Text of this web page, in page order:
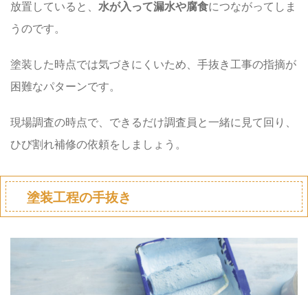
放置していると、 水が入って漏水や腐食につながってしま
うのです。
塗装した時点では気づきにくいため、手抜き工事の指摘が
困難なパターンです。
現場調査の時点で、できるだけ調査員と一緒に見て回り、
ひび割れ補修の依頼をしましょう。
塗装工程の手抜き